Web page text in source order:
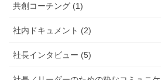
共創コーチング (1)
社内ドキュメント (2)
社長インタビュー (5)